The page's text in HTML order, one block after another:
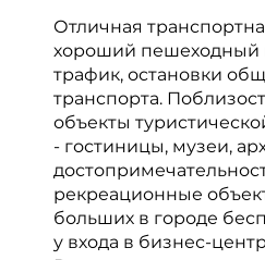
Отличная
хороший пешеходный
трафик, остановки
транспорта.
объекты
- гостиницы, музеи,
рекреационные
больших в городе
у входа в бизнес-